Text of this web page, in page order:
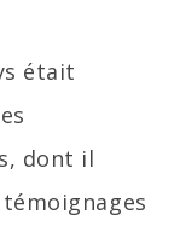
était
dont il